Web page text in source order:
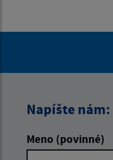
Napíšte nám:
Meno (povinné)